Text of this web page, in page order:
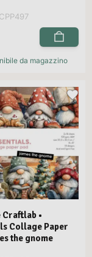
da magazzino
•
Collage Paper
the gnome